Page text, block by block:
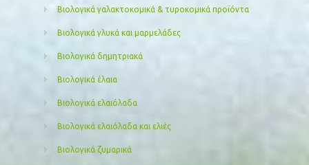
Βιολογικά γαλακτοκομικά & τυροκομικά προϊόντα
Βιολογικά γλυκά και μαρμελάδες
Βιολογικά δημητριακά
Βιολογικά έλαια
Βιολογικά ελαιόλαδα
Βιολογικά ελαιόλαδα και ελιές
Βιολογικά ζυμαρικά